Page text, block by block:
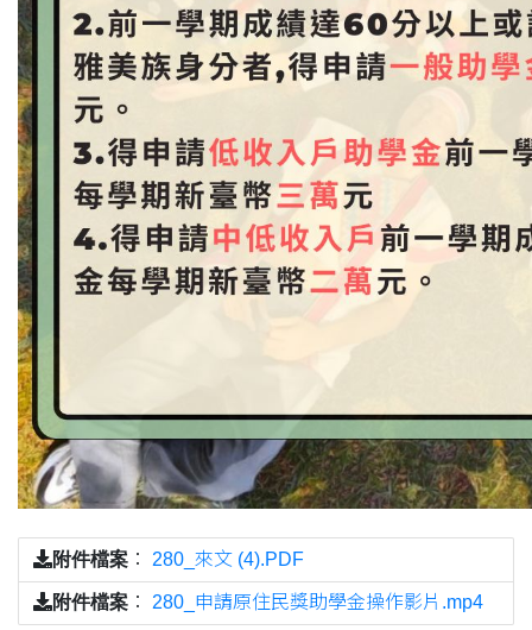
附件檔案 ： 280_來文 (4).PDF
附件檔案 ： 280_申請原住民獎助學金操作影片.mp4